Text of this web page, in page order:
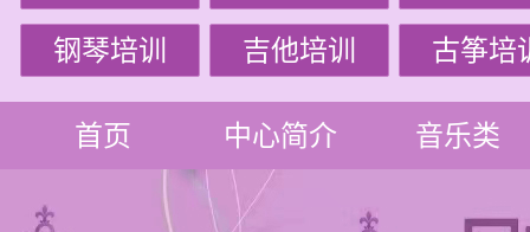
钢琴培训 吉他培训 古筝培
首页 中心简介 音乐类